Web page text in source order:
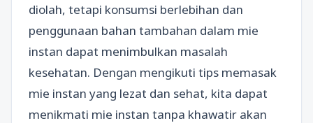
diolah, tetapi konsumsi berlebihan dan
penggunaan bahan tambahan dalam mie
instan dapat menimbulkan masalah
kesehatan. Dengan mengikuti tips memasak
mie instan yang lezat dan sehat, kita dapat
menikmati mie instan tanpa khawatir akan